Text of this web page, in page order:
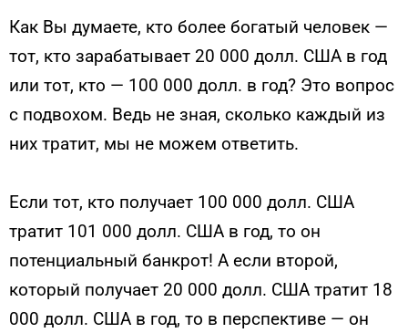
Как Вы думаете, кто более богатый человек —
тот, кто зарабатывает 20 000 долл. США в год
или тот, кто — 100 000 долл. в год? Это вопрос
с подвохом. Ведь не зная, сколько каждый из
них тратит, мы не можем ответить.
Если тот, кто получает 100 000 долл. США
тратит 101 000 долл. США в год, то он
потенциальный банкрот! А если второй,
который получает 20 000 долл. США тратит 18
000 долл. США в год, то в перспективе — он